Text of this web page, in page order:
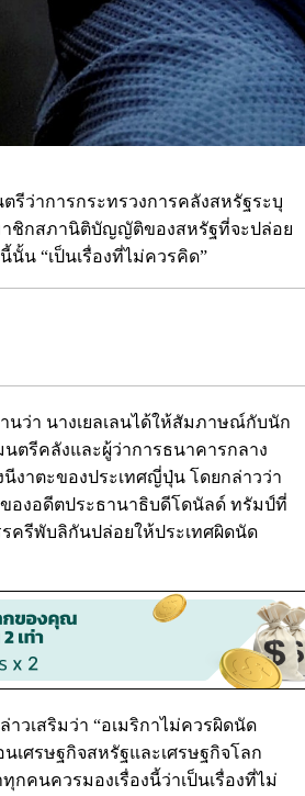
ตรีว่าการกระทรวงการคลังสหรัฐระบุ
ชิกสภานิติบัญญัติของสหรัฐที่จะปล่อย
น “เป็นเรื่องที่ไม่ควรคิด”
นว่า นางเยลเลนได้ให้สัมภาษณ์กับนัก
ตรีคลังและผู้ว่าการธนาคารกลาง
นีงาตะของประเทศญี่ปุ่น โดยกล่าวว่า
องอดีตประธานาธิบดีโดนัลด์ ทรัมป์ที่
ครีพับลิกันปล่อยให้ประเทศผิดนัด
าวเสริมว่า “อเมริกาไม่ควรผิดนัด
เศรษฐกิจสหรัฐและเศรษฐกิจโลก
กคนควรมองเรื่องนี้ว่าเป็นเรื่องที่ไม่